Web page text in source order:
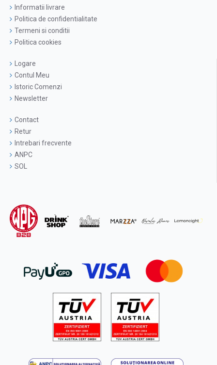
Informatii livrare
Politica de confidentialitate
Termeni si conditii
Politica cookies
Logare
Contul Meu
Istoric Comenzi
Newsletter
Contact
Retur
Intrebari frecvente
ANPC
SOL